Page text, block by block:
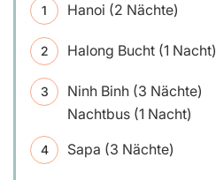
Hanoi (2 Nächte)
Halong Bucht (1 Nacht)
Ninh Binh (3 Nächte)
Nachtbus (1 Nacht)
Sapa (3 Nächte)